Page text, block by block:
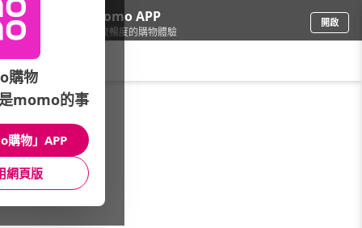
下載momo APP
給你3倍流暢度的購物體驗
開啟
旅行用配件/頸枕/腳墊
本館精選商品
館長推薦 月銷量
購物
momo的事
購物」APP
網頁版